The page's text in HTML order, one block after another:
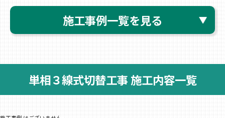
施工事例一覧を見る
単相３線式切替工事 施工内容一覧